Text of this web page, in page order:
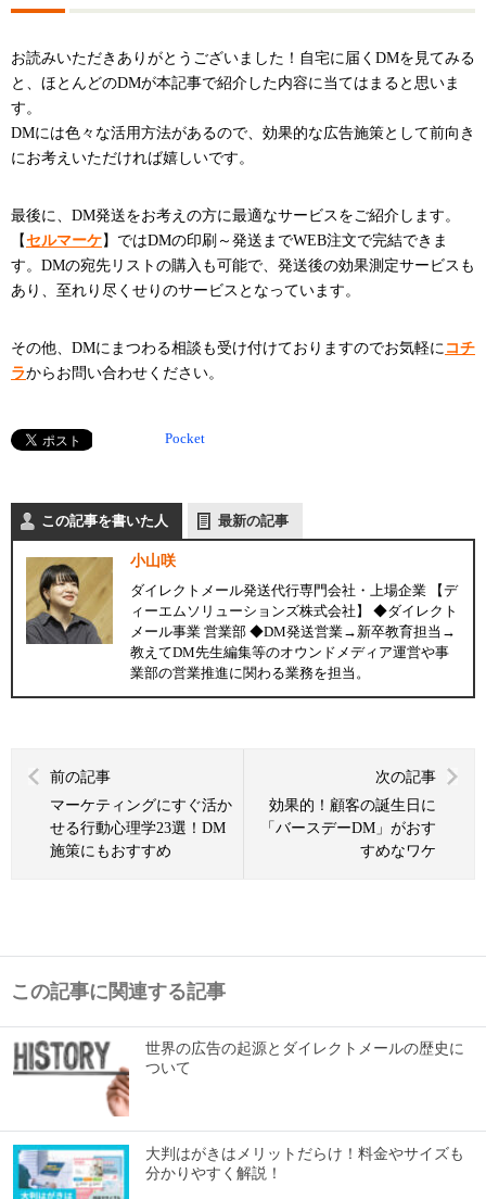
お読みいただきありがとうございました！自宅に届くDMを見てみる
と、ほとんどのDMが本記事で紹介した内容に当てはまると思いま
す。
DMには色々な活用方法があるので、効果的な広告施策として前向き
にお考えいただければ嬉しいです。
最後に、DM発送をお考えの方に最適なサービスをご紹介します。
【セルマーケ】ではDMの印刷～発送までWEB注文で完結できま
す。DMの宛先リストの購入も可能で、発送後の効果測定サービスも
あり、至れり尽くせりのサービスとなっています。
その他、DMにまつわる相談も受け付けておりますのでお気軽に コチ
ラからお問い合わせください。
Pocket
この記事を書いた人 最新の記事
小山咲
ダイレクトメール発送代行専門会社・上場企業 【デ
ィーエムソリューションズ株式会社】 ◆ダイレクト
メール事業 営業部 ◆DM発送営業→新卒教育担当→
教えてDM先生編集等のオウンドメディア運営や事
業部の営業推進に関わる業務を担当。
前の記事
マーケティングにすぐ活か
せる行動心理学23選！DM
施策にもおすすめ
次の記事
効果的！顧客の誕生日に
「バースデーDM」がおす
すめなワケ
この記事に関連する記事
世界の広告の起源とダイレクトメールの歴史に
ついて
大判はがきはメリットだらけ！料金やサイズも
分かりやすく解説！